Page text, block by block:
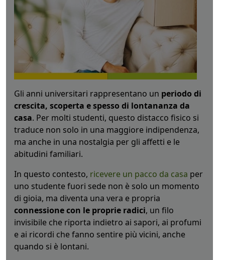
Gli anni universitari rappresentano un periodo di
crescita, scoperta e spesso di lontananza da
casa. Per molti studenti, questo distacco fisico si
traduce non solo in una maggiore indipendenza,
ma anche in una nostalgia per gli affetti e le
abitudini familiari.
In questo contesto, ricevere un pacco da casa per
uno studente fuori sede non è solo un momento
di gioia, ma diventa una vera e propria
connessione con le proprie radici, un filo
invisibile che riporta indietro ai sapori, ai profumi
e ai ricordi che fanno sentire più vicini, anche
quando si è lontani.